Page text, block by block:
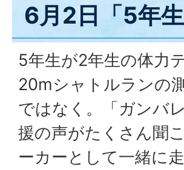
6月2日「5年
5年生が2年生の体力
20mシャトルランの
ではなく。「ガンバ
援の声がたくさん聞
ーカーとして一緒に